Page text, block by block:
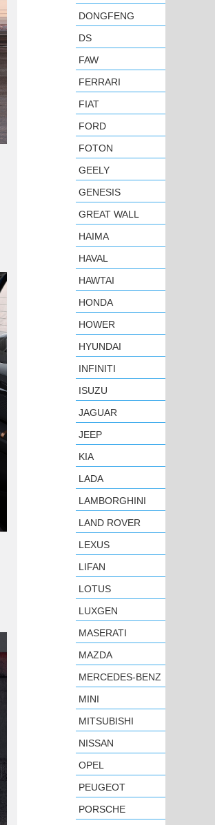
DONGFENG
DS
FAW
FERRARI
FIAT
FORD
FOTON
GEELY
GENESIS
GREAT WALL
HAIMA
HAVAL
HAWTAI
HONDA
HOWER
HYUNDAI
INFINITI
ISUZU
JAGUAR
JEEP
KIA
LADA
LAMBORGHINI
LAND ROVER
LEXUS
LIFAN
LOTUS
LUXGEN
MASERATI
MAZDA
MERCEDES-BENZ
MINI
MITSUBISHI
NISSAN
OPEL
PEUGEOT
PORSCHE